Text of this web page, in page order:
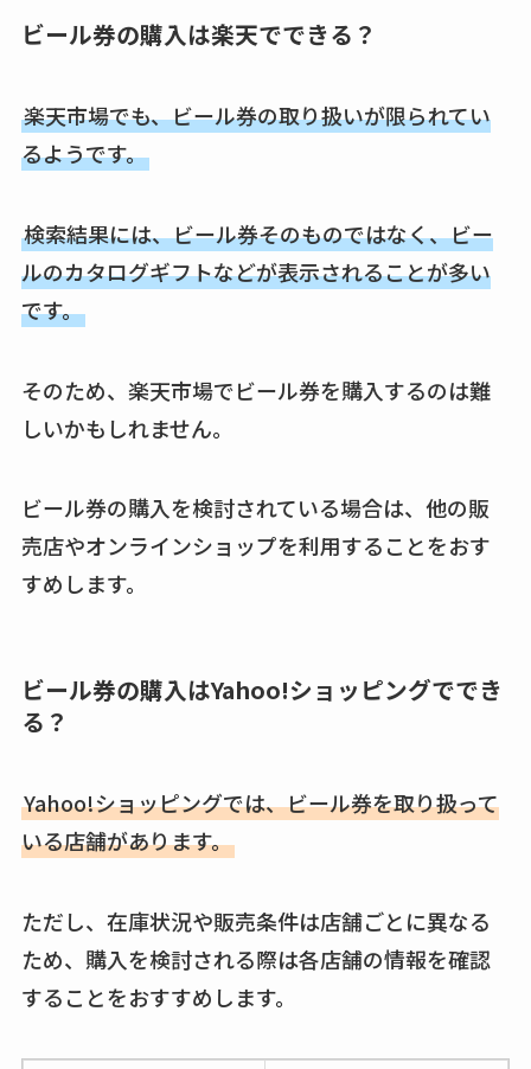
ビール券の購入は楽天でできる？
楽天市場でも、ビール券の取り扱いが限られてい
るようです。
検索結果には、ビール券そのものではなく、ビー
ルのカタログギフトなどが表示されることが多い
です。
そのため、楽天市場でビール券を購入するのは難
しいかもしれません。
ビール券の購入を検討されている場合は、他の販
売店やオンラインショップを利用することをおす
すめします。
ビール券の購入はYahoo!ショッピングででき
る？
Yahoo!ショッピングでは、ビール券を取り扱って
いる店舗があります。
ただし、在庫状況や販売条件は店舗ごとに異なる
ため、購入を検討される際は各店舗の情報を確認
することをおすすめします。